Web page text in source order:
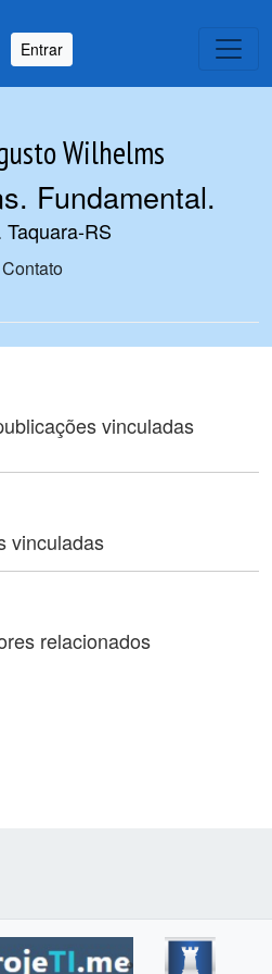
Entrar
Wilhelms
Fundamental.
Taquara-RS
Contato
vinculadas
vinculadas
relacionados